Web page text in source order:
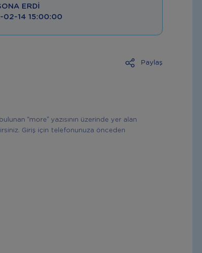
ERDI
02-14 15:00:00
Paylaş
“more” yazısının üzerinde yer alan
Giriş için telefonunuza önceden